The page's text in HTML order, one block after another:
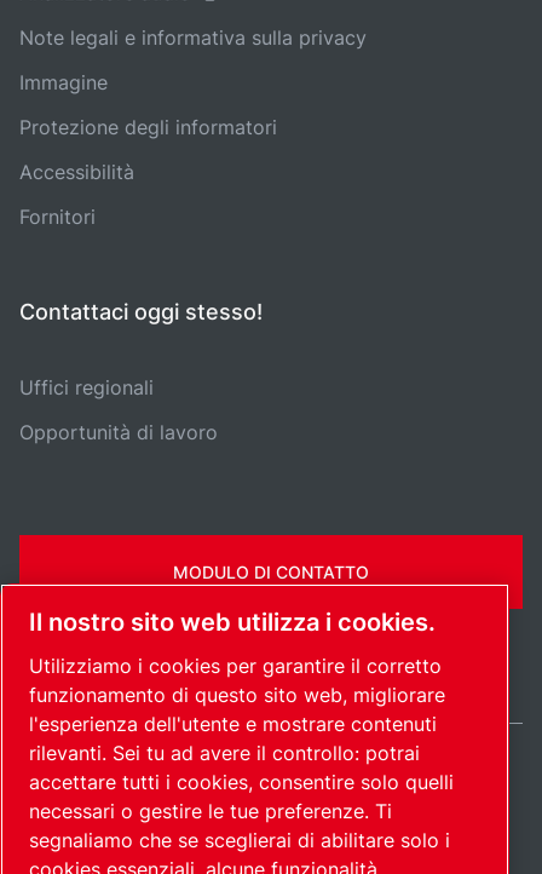
Note legali e informativa sulla privacy
Immagine
Protezione degli informatori
Accessibilità
Fornitori
Contattaci oggi stesso!
Uffici regionali
Opportunità di lavoro
MODULO DI CONTATTO
Mappa del
sito
Gestione preferenze
cookies
© 2026
Copyright.
Italy / IT
Il nostro sito web utilizza i cookies.
Utilizziamo i cookies per garantire il corretto
funzionamento di questo sito web, migliorare
l'esperienza dell'utente e mostrare contenuti
rilevanti. Sei tu ad avere il controllo: potrai
accettare tutti i cookies, consentire solo quelli
necessari o gestire le tue preferenze. Ti
segnaliamo che se sceglierai di abilitare solo i